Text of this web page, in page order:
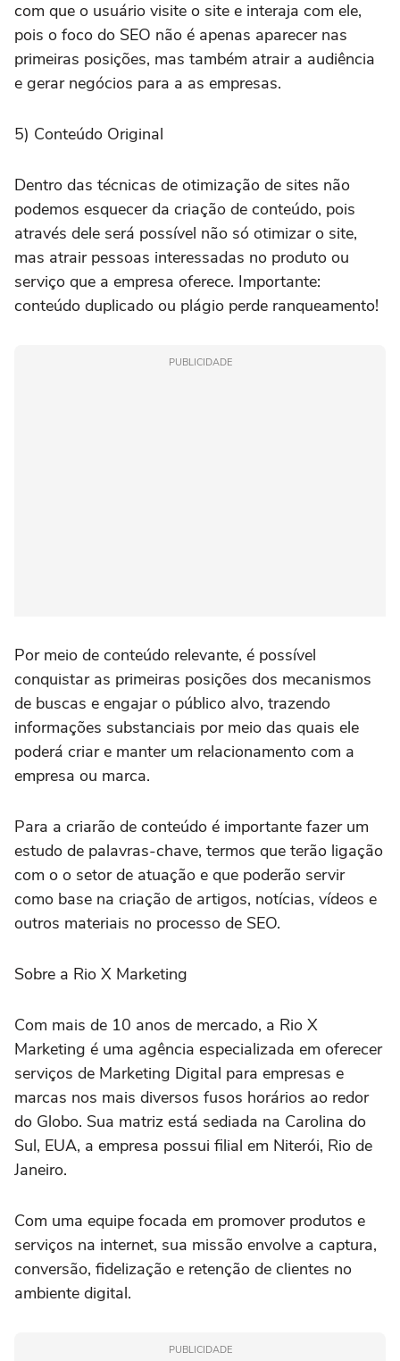
com que o usuário visite o site e interaja com ele,
pois o foco do SEO não é apenas aparecer nas
primeiras posições, mas também atrair a audiência
e gerar negócios para a as empresas.
5) Conteúdo Original
Dentro das técnicas de otimização de sites não
podemos esquecer da criação de conteúdo, pois
através dele será possível não só otimizar o site,
mas atrair pessoas interessadas no produto ou
serviço que a empresa oferece. Importante:
conteúdo duplicado ou plágio perde ranqueamento!
PUBLICIDADE
Por meio de conteúdo relevante, é possível
conquistar as primeiras posições dos mecanismos
de buscas e engajar o público alvo, trazendo
informações substanciais por meio das quais ele
poderá criar e manter um relacionamento com a
empresa ou marca.
Para a criarão de conteúdo é importante fazer um
estudo de palavras-chave, termos que terão ligação
com o o setor de atuação e que poderão servir
como base na criação de artigos, notícias, vídeos e
outros materiais no processo de SEO.
Sobre a Rio X Marketing
Com mais de 10 anos de mercado, a Rio X
Marketing é uma agência especializada em oferecer
serviços de Marketing Digital para empresas e
marcas nos mais diversos fusos horários ao redor
do Globo. Sua matriz está sediada na Carolina do
Sul, EUA, a empresa possui filial em Niterói, Rio de
Janeiro.
Com uma equipe focada em promover produtos e
serviços na internet, sua missão envolve a captura,
conversão, fidelização e retenção de clientes no
ambiente digital.
PUBLICIDADE